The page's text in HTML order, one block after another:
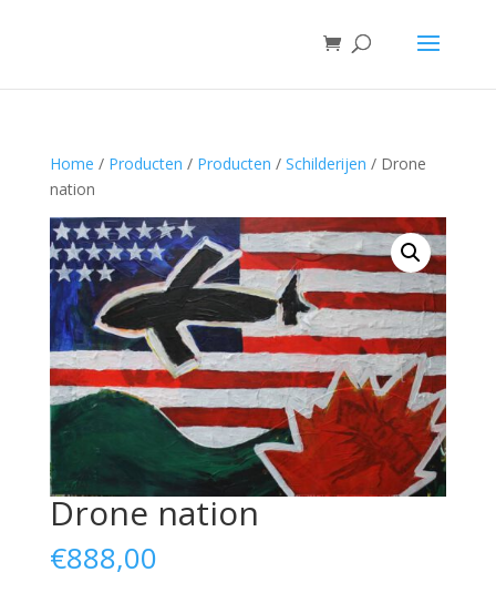
Home / Producten / Producten / Schilderijen / Drone
nation
Drone nation
€888,00